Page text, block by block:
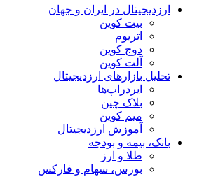
دوج کوین
آلت کوین
تحلیل بازارهای ارزدیجیتال
ایردراپ‌ها
بلاک چین
میم کوین‌
آموزش ارزدیجیتال
بانک، بیمه و بودجه
طلا و ارز
بورس، سهام و فارکس
نفت و پتروشیمی
بازار خودرو
کارآفرینی و بازاریابی
صنعت و معدن و تجارت